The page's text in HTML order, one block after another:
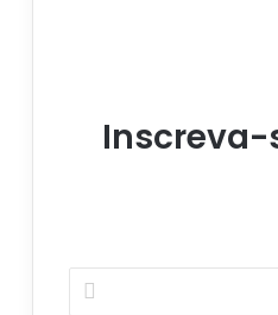
Inscreva-